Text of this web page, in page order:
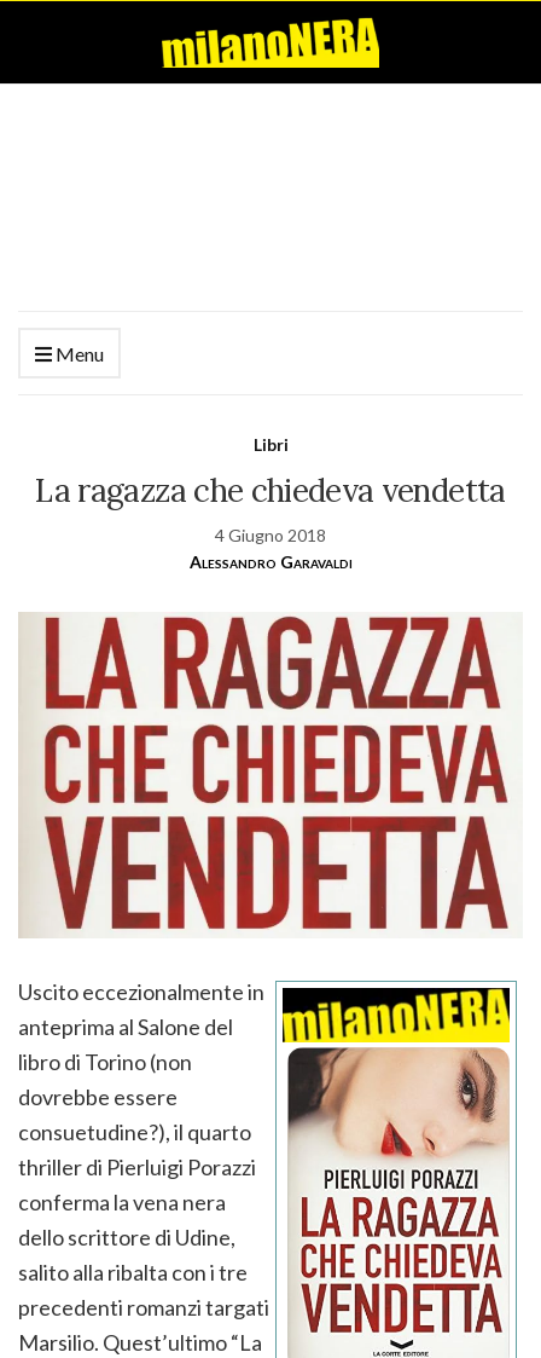
Menu
Libri
La ragazza che chiedeva vendetta
4 Giugno 2018
Alessandro Garavaldi
Uscito eccezionalmente in
anteprima al Salone del
libro di Torino (non
dovrebbe essere
consuetudine?), il quarto
thriller di Pierluigi Porazzi
conferma la vena nera
dello scrittore di Udine,
salito alla ribalta con i tre
precedenti romanzi targati
Marsilio. Quest’ultimo “La